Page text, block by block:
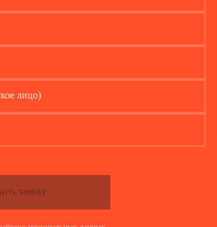
лицо)
заявку